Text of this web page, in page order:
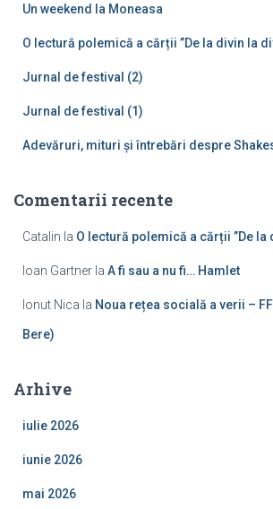
Un weekend la Moneasa
O lectură polemică a cărții ”De la divin la
Jurnal de festival (2)
Jurnal de festival (1)
Adevăruri, mituri și întrebări despre
Comentarii recente
Catalin la O lectură polemică a cărții ”De la
Ioan Gartner la A fi sau a nu fi… Hamlet
Ionut Nica la Noua rețea socială a verii –
Bere)
Arhive
iulie 2026
iunie 2026
mai 2026